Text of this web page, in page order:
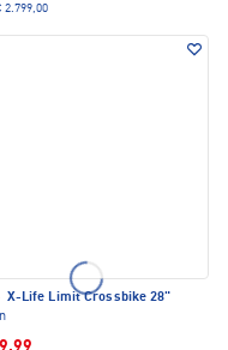
2.799,00
X-Life Limit Crossbike 28"